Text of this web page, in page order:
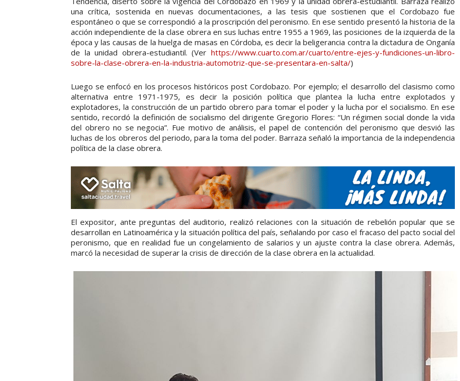
una crítica, sostenida en nuevas documentaciones, a las tesis que sostienen que el Cordobazo fue
espontáneo o que se correspondió a la proscripción del peronismo. En ese sentido presentó la historia de la
acción independiente de la clase obrera en sus luchas entre 1955 a 1969, las posiciones de la izquierda de la
época y las causas de la huelga de masas en Córdoba, es decir la beligerancia contra la dictadura de Onganía
de la unidad obrera-estudiantil. (Ver https://www.cuarto.com.ar/cuarto/entre-ejes-y-fundiciones-un-libro-
sobre-la-clase-obrera-en-la-industria-automotriz-que-se-presentara-en-salta/)
Luego se enfocó en los procesos históricos post Cordobazo. Por ejemplo; el desarrollo del clasismo como
alternativa entre 1971-1975, es decir la posición política que plantea la lucha entre explotados y
explotadores, la construcción de un partido obrero para tomar el poder y la lucha por el socialismo. En ese
sentido, recordó la definición de socialismo del dirigente Gregorio Flores: “Un régimen social donde la vida
del obrero no se negocia”. Fue motivo de análisis, el papel de contención del peronismo que desvió las
luchas de los obreros del periodo, para la toma del poder. Barraza señaló la importancia de la independencia
política de la clase obrera.
El expositor, ante preguntas del auditorio, realizó relaciones con la situación de rebelión popular que se
desarrollan en Latinoamérica y la situación política del país, señalando por caso el fracaso del pacto social del
peronismo, que en realidad fue un congelamiento de salarios y un ajuste contra la clase obrera. Además,
marcó la necesidad de superar la crisis de dirección de la clase obrera en la actualidad.